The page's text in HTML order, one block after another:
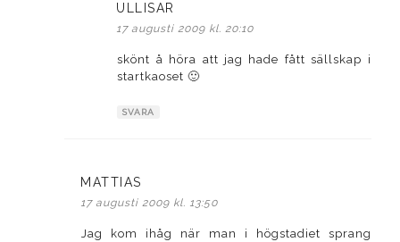
ULLISAR
17 augusti 2009 kl. 20:10
skönt å höra att jag hade fått sällskap i
startkaoset 🙂
SVARA
MATTIAS
17 augusti 2009 kl. 13:50
Jag kom ihåg när man i högstadiet sprang